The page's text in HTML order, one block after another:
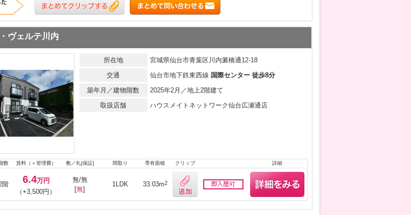
ヴェルテ川内
所在地
宮城県仙台市青葉区川内澱橋通12-18
交通
仙台市地下鉄東西線 国際センター 徒歩8分
築年月／建物階数
2025年2月／地上2階建て
取扱店舗
ハウスメイトネットワーク仙台広瀬通店
数 賃料（＋管理費） 敷／礼[保証] 間取り 専有面積 クリップ 詳細
階 6.4万円
（+3,500円）
無/無
[無]
1LDK 33.03m2